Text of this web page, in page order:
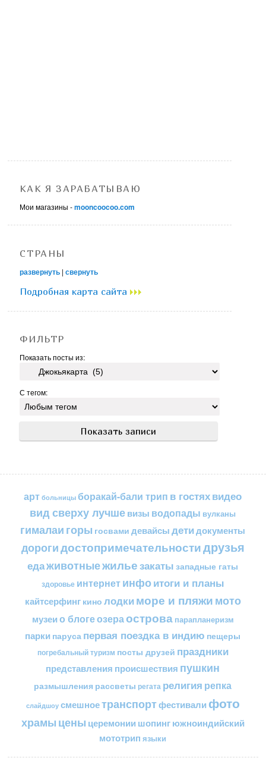
КАК Я ЗАРАБАТЫВАЮ
Мои магазины -mooncoocoo.com
СТРАНЫ
развернуть |свернуть
Подробная карта сайта
ФИЛЬТР
Показать посты из:
С тегом:
арт больницы боракай-бали трип в гостяхвидео
вид сверху лучшевизы водопады вулканы
гималаи горы госвами девайсы детидокументы
дорогидостопримечательностидрузья
едаживотныежильезакаты западные гаты
здоровье интернетинфоитоги и планы
кайтсерфинг кино лодкиморе и пляжимото
музеи о блогеозераострова парапланеризм
парки паруса первая поездка в индию пещеры
погребальный туризм посты друзей праздники
представления происшествия пушкин
размышления рассветы регата религия репка
слайдшоу смешноетранспортфестивали фото
храмы цены церемонии шопингюжноиндийский
мототрип языки